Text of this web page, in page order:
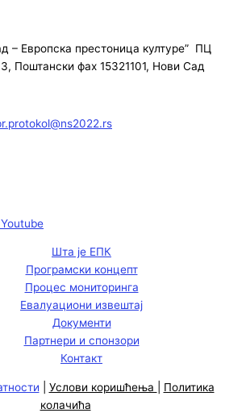
– Европска престоница културе” ПЦ
Поштански фах 15321101, Нови Сад
Youtube
Шта је ЕПК
Програмски концепт
Процес мониторинга
Евалуациони извештај
Документи
Партнери и спонзори
Контакт
Услови коришћења
Политика
колачића